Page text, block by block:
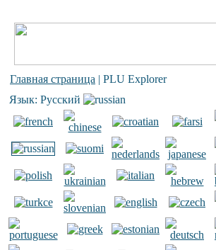
Главная страница | PLU Explorer
Язык: Русский